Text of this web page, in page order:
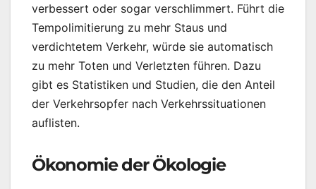
verbessert oder sogar verschlimmert. Führt die
Tempolimitierung zu mehr Staus und
verdichtetem Verkehr, würde sie automatisch
zu mehr Toten und Verletzten führen. Dazu
gibt es Statistiken und Studien, die den Anteil
der Verkehrsopfer nach Verkehrssituationen
auflisten.
Ökonomie der Ökologie